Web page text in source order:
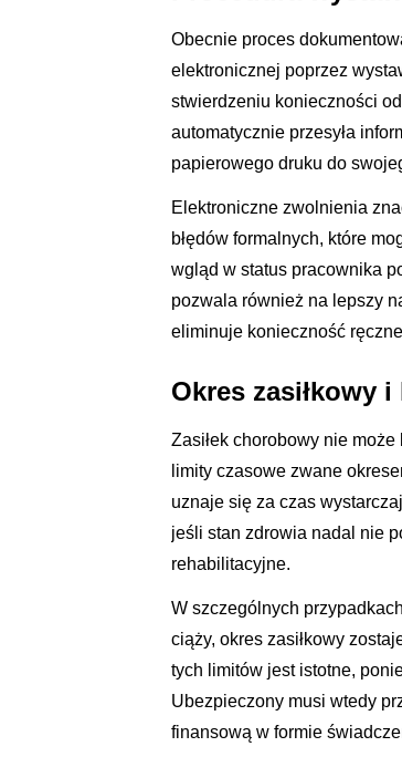
Obecnie proces
elektronicznej poprzez
stwierdzeniu konieczności
automatycznie przesyła
papierowego druku do
Elektroniczne zwolnienia
błędów formalnych, które
wgląd w status pracownika
pozwala również na lepszy
eliminuje konieczność
Okres zasiłkowy
Zasiłek chorobowy nie
limity czasowe zwane
uznaje się za czas
jeśli stan zdrowia nadal nie
rehabilitacyjne.
W szczególnych
ciąży, okres zasiłkowy
tych limitów jest istotne,
Ubezpieczony musi wtedy
finansową w formie